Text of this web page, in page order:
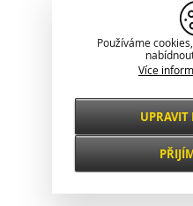
Používáme
Více
Nezbytné
VŽDY AKTIVNÍ
Funkční a
UPRAVIT